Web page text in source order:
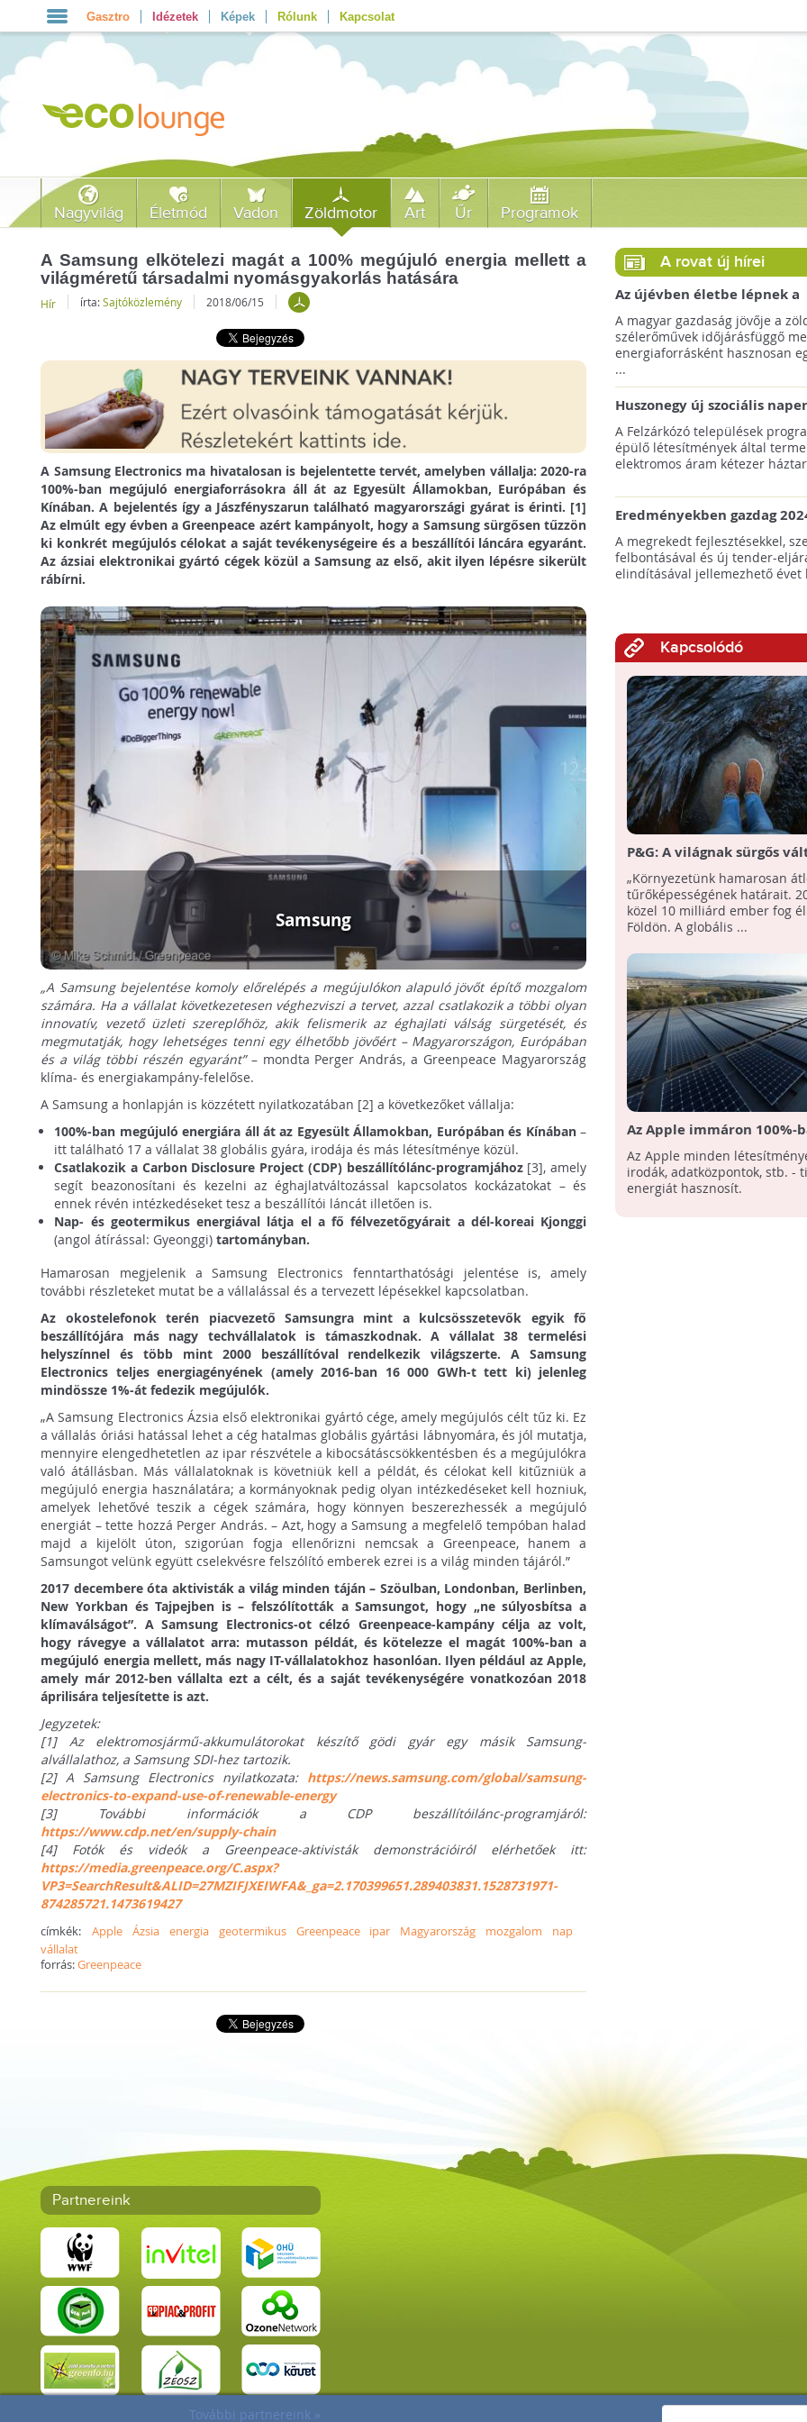
Gasztro Idézetek Képek Rólunk Kapcsolat
Nagyvilág Életmód Vadon Zöldmotor Art Űr Programok
A Samsung elkötelezi magát a 100% megújuló energia mellett a
világméretű társadalmi nyomásgyakorlás hatására
Hír írta:Sajtóközlemény 2018/06/15
A Samsung Electronics ma hivatalosan is bejelentette tervét, amelyben vállalja: 2020-ra
100%-ban megújuló energiaforrásokra áll át az Egyesült Államokban, Európában és
Kínában. A bejelentés így a Jászfényszarun található magyarországi gyárat is érinti. [1]
Az elmúlt egy évben a Greenpeace azért kampányolt, hogy a Samsung sürgősen tűzzön
ki konkrét megújulós célokat a saját tevékenységeire és a beszállítói láncára egyaránt.
Az ázsiai elektronikai gyártó cégek közül a Samsung az első, akit ilyen lépésre sikerült
rábírni.
Samsung
„A Samsung bejelentése komoly előrelépés a megújulókon alapuló jövőt építő mozgalom
számára. Ha a vállalat következetesen véghezviszi a tervet, azzal csatlakozik a többi olyan
innovatív, vezető üzleti szereplőhöz, akik felismerik az éghajlati válság sürgetését, és
megmutatják, hogy lehetséges tenni egy élhetőbb jövőért – Magyarországon, Európában
és a világ többi részén egyaránt”– mondta Perger András, a Greenpeace Magyarország
klíma- és energiakampány-felelőse.
A Samsung a honlapján is közzétett nyilatkozatában [2] a következőket vállalja:
100%-ban megújuló energiára áll át az Egyesült Államokban, Európában és Kínában–
itt található 17 a vállalat 38 globális gyára, irodája és más létesítménye közül.
Csatlakozik a Carbon Disclosure Project (CDP) beszállítólánc-programjához [3], amely
segít beazonosítani és kezelni az éghajlatváltozással kapcsolatos kockázatokat – és
ennek révén intézkedéseket tesz a beszállítói láncát illetően is.
Nap- és geotermikus energiával látja el a fő félvezetőgyárait a dél-koreai Kjonggi
(angol átírással: Gyeonggi)tartományban.
Hamarosan megjelenik a Samsung Electronics fenntarthatósági jelentése is, amely
további részleteket mutat be a vállalással és a tervezett lépésekkel kapcsolatban.
Az okostelefonok terén piacvezető Samsungra mint a kulcsösszetevők egyik fő
beszállítójára más nagy techvállalatok is támaszkodnak. A vállalat 38 termelési
helyszínnel és több mint 2000 beszállítóval rendelkezik világszerte. A Samsung
Electronics teljes energiagényének (amely 2016-ban 16 000 GWh-t tett ki) jelenleg
mindössze 1%-át fedezik megújulók.
„A Samsung Electronics Ázsia első elektronikai gyártó cége, amely megújulós célt tűz ki. Ez
a vállalás óriási hatással lehet a cég hatalmas globális gyártási lábnyomára, és jól mutatja,
mennyire elengedhetetlen az ipar részvétele a kibocsátáscsökkentésben és a megújulókra
való átállásban. Más vállalatoknak is követniük kell a példát, és célokat kell kitűzniük a
megújuló energia használatára; a kormányoknak pedig olyan intézkedéseket kell hozniuk,
amelyek lehetővé teszik a cégek számára, hogy könnyen beszerezhessék a megújuló
energiát – tette hozzá Perger András. – Azt, hogy a Samsung a megfelelő tempóban halad
majd a kijelölt úton, szigorúan fogja ellenőrizni nemcsak a Greenpeace, hanem a
Samsungot velünk együtt cselekvésre felszólító emberek ezrei is a világ minden tájáról.”
2017 decembere óta aktivisták a világ minden táján – Szöulban, Londonban, Berlinben,
New Yorkban és Tajpejben is – felszólították a Samsungot, hogy „ne súlyosbítsa a
klímaválságot”. A Samsung Electronics-ot célzó Greenpeace-kampány célja az volt,
hogy rávegye a vállalatot arra: mutasson példát, és kötelezze el magát 100%-ban a
megújuló energia mellett, más nagy IT-vállalatokhoz hasonlóan. Ilyen például az Apple,
amely már 2012-ben vállalta ezt a célt, és a saját tevékenységére vonatkozóan 2018
áprilisára teljesítette is azt.
Jegyzetek:
[1] Az elektromosjármű-akkumulátorokat készítő gödi gyár egy másik Samsung-
alvállalathoz, a Samsung SDI-hez tartozik.
[2] A Samsung Electronics nyilatkozata: https://news.samsung.com/global/samsung-
electronics-to-expand-use-of-renewable-energy
[3] További információk a CDP beszállítóilánc-programjáról:
https://www.cdp.net/en/supply-chain
[4] Fotók és videók a Greenpeace-aktivisták demonstrációiról elérhetőek itt:
https://media.greenpeace.org/C.aspx?
VP3=SearchResult&ALID=27MZIFJXEIWFA&_ga=2.170399651.289403831.1528731971-
874285721.1473619427
címkék: Apple Ázsia energia geotermikus Greenpeace ipar Magyarország mozgalom
nap
vállalat
forrás:Greenpeace
A rovat új hírei
Az újévben életbe lépnek a
szélerőművek telepítését
megkönnyítő rendelkezések
A magyar gazdaság jövője a
szélerőművek időjárásfüggő
energiaforrásként hasznosan
...
Huszonegy új szociális
hátrányos helyzetű
külterületén!
A Felzárkózó települések
épülő létesítmények által
elektromos áram kétezer
Eredményekben gazdag
az amerikai tengeri
A megrekedt fejlesztésekkel,
felbontásával és új tender-
elindításával jellemezhető évet
Kapcsolódó
P&G: A világnak sürgős
van szüksége
„Környezetünk hamarosan
tűrőképességének határait.
közel 10 milliárd ember fog
Földön. A globális ...
Az Apple immáron 100%-
megújuló energiát
Az Apple minden
irodák, adatközpontok, stb. -
energiát hasznosít.
Partnereink
További partnereink »